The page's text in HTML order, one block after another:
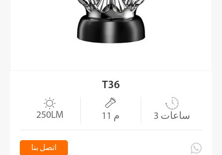
T36

250LM

11 م

3 ساعات
اتصل بنا 